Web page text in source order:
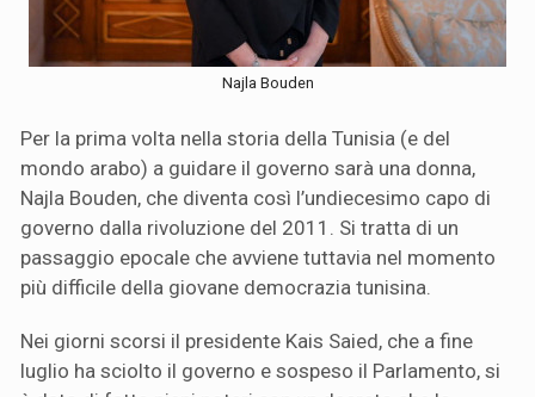
Najla Bouden
Per la prima volta nella storia della Tunisia (e del
mondo arabo) a guidare il governo sarà una donna,
Najla Bouden, che diventa così l’undiecesimo capo di
governo dalla rivoluzione del 2011. Si tratta di un
passaggio epocale che avviene tuttavia nel momento
più difficile della giovane democrazia tunisina.
Nei giorni scorsi il presidente Kais Saied, che a fine
luglio ha sciolto il governo e sospeso il Parlamento, si